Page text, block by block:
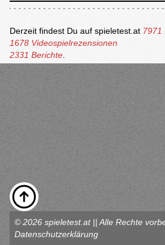
Derzeit findest Du auf spieletest.at 7971
1678 Videospielrezensionen
2331 Berichte
© 2026 spieletest.at || Alle Rechte
Datenschutzerklärung